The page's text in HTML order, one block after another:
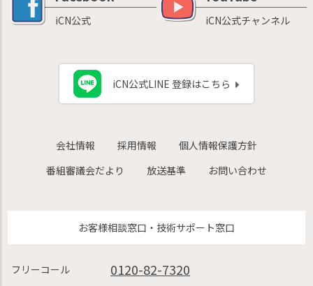
iCN公式 iCN公式チャンネル
iCN公式LINE 登録はこちら
会社情報 採用情報
個人情報保護方針
番組審議会だより
放送基準 お問い合わせ
お客様相談窓口・技術サポート窓口
フリーコール 0120-82-7320